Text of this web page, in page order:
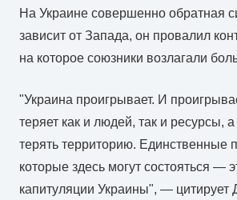
На Украине совершенно обратная
зависит от Запада, он провалил
на которое союзники возлагали
"Украина проигрывает. И
теряет как и людей, так и ресурсы,
терять территорию. Единственные
которые здесь могут состояться —
капитуляции Украины", — цитирует